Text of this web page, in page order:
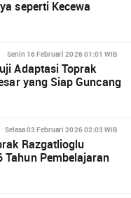
seperti Kecewa
Senin 16 Februari 2026 01:01 WIB
Adaptasi Toprak
yang Siap Guncang
Selasa 03 Februari 2026 02:03 WIB
Razgatlioglu
Tahun Pembelajaran